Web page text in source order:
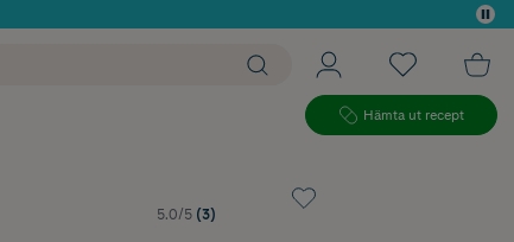
Hämta ut recept
5.0/5 (3)